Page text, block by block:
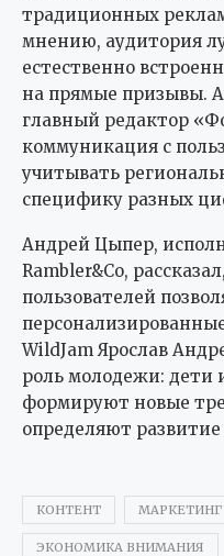
традиционных
мнению, аудитория
естественно
на прямые призывы.
главный редактор
коммуникация с
учитывать
специфику разных
Андрей Цыпер,
Rambler&Co,
пользователей
WildJam Ярослав
роль молодежи: дети
формируют новые
определяют
КОНТЕНТ МАРКЕТИНГ
ЭКОНОМИКА ВНИМАНИЯ